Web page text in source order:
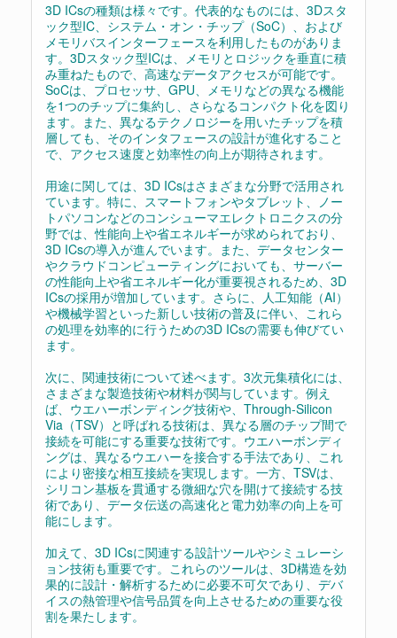
3D ICsの種類は様々です。代表的なものには、3Dスタ
ック型IC、システム・オン・チップ（SoC）、および
メモリバスインターフェースを利用したものがありま
す。3Dスタック型ICは、メモリとロジックを垂直に積
み重ねたもので、高速なデータアクセスが可能です。
SoCは、プロセッサ、GPU、メモリなどの異なる機能
を1つのチップに集約し、さらなるコンパクト化を図り
ます。また、異なるテクノロジーを用いたチップを積
層しても、そのインタフェースの設計が進化すること
で、アクセス速度と効率性の向上が期待されます。
用途に関しては、3D ICsはさまざまな分野で活用され
ています。特に、スマートフォンやタブレット、ノー
トパソコンなどのコンシューマエレクトロニクスの分
野では、性能向上や省エネルギーが求められており、
3D ICsの導入が進んでいます。また、データセンター
やクラウドコンピューティングにおいても、サーバー
の性能向上や省エネルギー化が重要視されるため、3D
ICsの採用が増加しています。さらに、人工知能（AI）
や機械学習といった新しい技術の普及に伴い、これら
の処理を効率的に行うための3D ICsの需要も伸びてい
ます。
次に、関連技術について述べます。3次元集積化には、
さまざまな製造技術や材料が関与しています。例え
ば、ウエハーボンディング技術や、Through-Silicon
Via（TSV）と呼ばれる技術は、異なる層のチップ間で
接続を可能にする重要な技術です。ウエハーボンディ
ングは、異なるウエハーを接合する手法であり、これ
により密接な相互接続を実現します。一方、TSVは、
シリコン基板を貫通する微細な穴を開けて接続する技
術であり、データ伝送の高速化と電力効率の向上を可
能にします。
加えて、3D ICsに関連する設計ツールやシミュレーシ
ョン技術も重要です。これらのツールは、3D構造を効
果的に設計・解析するために必要不可欠であり、デバ
イスの熱管理や信号品質を向上させるための重要な役
割を果たします。